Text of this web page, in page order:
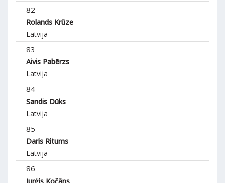
82
Rolands Krūze
Latvija
83
Aivis Pabērzs
Latvija
84
Sandis Dūks
Latvija
85
Daris Ritums
Latvija
86
Jurģis Kočāns